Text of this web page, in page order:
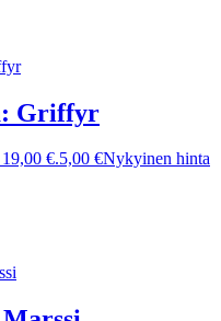
Griffyr
€.5,00 €Nykyinen hinta